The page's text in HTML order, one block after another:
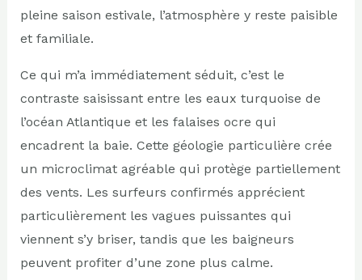
pleine saison estivale, l’atmosphère y reste paisible
et familiale.
Ce qui m’a immédiatement séduit, c’est le
contraste saisissant entre les eaux turquoise de
l’océan Atlantique et les falaises ocre qui
encadrent la baie. Cette géologie particulière crée
un microclimat agréable qui protège partiellement
des vents. Les surfeurs confirmés apprécient
particulièrement les vagues puissantes qui
viennent s’y briser, tandis que les baigneurs
peuvent profiter d’une zone plus calme.